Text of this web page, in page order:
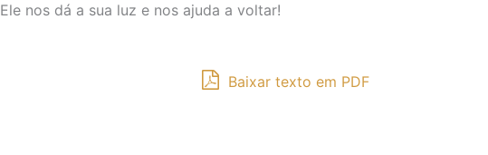
Ele nos dá a sua luz e nos ajuda a voltar!
Baixar texto em PDF